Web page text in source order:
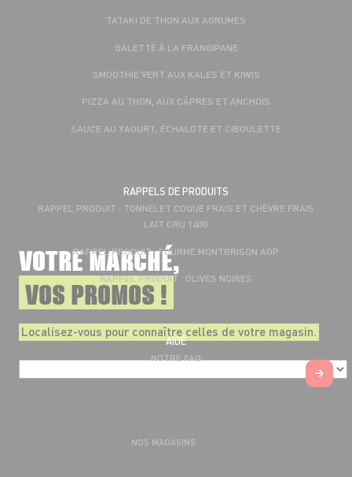
VOTRE MARCHÉ,
VOS PROMOS !
Localisez-vous pour connaître celles de votre magasin.
TATAKI DE THON AUX AGRUMES
GALETTE À LA FRANGIPANE
SMOOTHIE VERT AUX KALES ET KIWIS
PIZZA AU THON, AUX CÂPRES ET ANCHOIS
SAUCE AU YAOURT, ÉCHALOTE ET CIBOULETTE
RAPPELS DE PRODUITS
RAPPEL PRODUIT : TONNELET COQUE FRAIS ET CHÈVRE FRAIS
LAIT CRU 140G
RAPPEL PRODUIT : FOURME MONTBRISON AOP
RAPPEL PRODUIT : OLIVES NOIRES
AIDE
NOTRE FAQ
NOS MAGASINS